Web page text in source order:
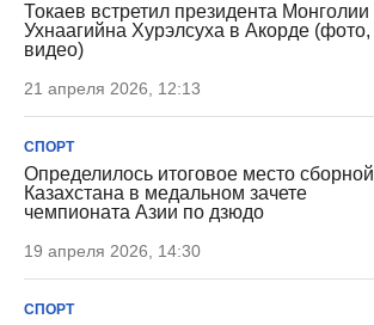
Токаев встретил президента Монголии
Ухнаагийна Хурэлсуха в Акорде (фото,
видео)
21 апреля 2026, 12:13
СПОРТ
Определилось итоговое место сборной
Казахстана в медальном зачете
чемпионата Азии по дзюдо
19 апреля 2026, 14:30
СПОРТ